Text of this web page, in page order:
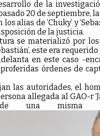
de la
20 de septiembre,
alias de ‘Chuky’ y
de la justicia.
se materializó por
este era
en este caso -
órdenes de
las autoridades, el
allegada al GAO-r
una misma